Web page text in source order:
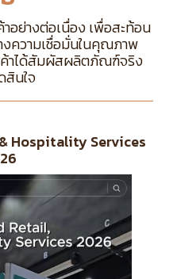
อย่างต่อเนื่อง เพื่อสะท้อน
ความเชื่อมั่นในคุณภาพ
ค้าได้สัมผัสผลิตภัณฑ์จริง
นใจ
Hospitality Services